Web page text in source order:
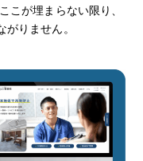
こが埋まらない限り、
りません。